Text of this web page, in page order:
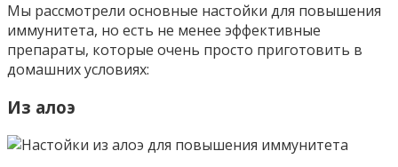
Мы рассмотрели основные настойки для повышения
иммунитета, но есть не менее эффективные
препараты, которые очень просто приготовить в
домашних условиях:
Из алоэ